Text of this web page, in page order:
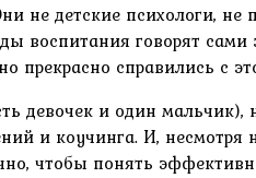
не детские психологи, не
воспитания говорят
прекрасно справились с
девочек и один мальчик),
и коучинга. И, несмотря
чтобы понять